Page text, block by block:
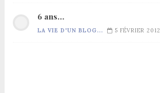
6 ans…
LA VIE D'UN BLOG... 5 FÉVRIER 2012